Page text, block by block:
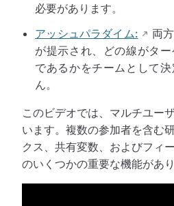
必要があります。
アッシュパラダイム:
両
が提示され、どの線がタ
であるかをチームとして
ん。
このビデオでは、マルチユー
います。複数の参加者を含む
クス、共有変数、およびフィ
のいくつかの重要な機能があり